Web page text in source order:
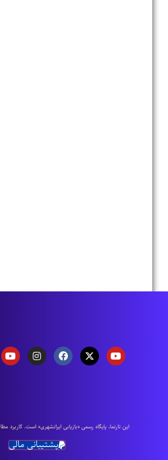
اين تارنما، پایگاه رسمی «بازیابی ایرانشهری» است. كاربرد
پشتیبانی مالی